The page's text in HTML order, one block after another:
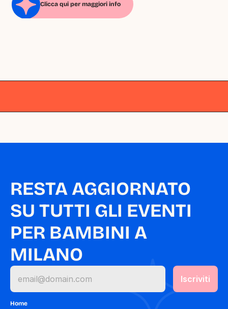
Clicca qui per maggiori info
RESTA AGGIORNATO
SU TUTTI GLI EVENTI
PER BAMBINI A
MILANO
Home